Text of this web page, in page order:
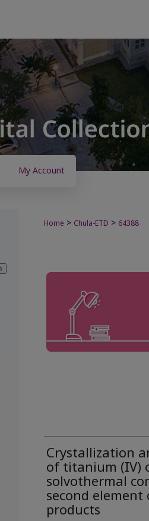
My Account
Home > Chula-ETD > 64388
Crystallization
of titanium (IV)
solvothermal
second
products